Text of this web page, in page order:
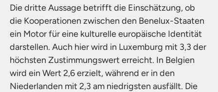
Die dritte Aussage betrifft die Einschätzung, ob
die Kooperationen zwischen den Benelux-Staaten
ein Motor für eine kulturelle europäische Identität
darstellen. Auch hier wird in Luxemburg mit 3,3 der
höchsten Zustimmungswert erreicht. In Belgien
wird ein Wert 2,6 erzielt, während er in den
Niederlanden mit 2,3 am niedrigsten ausfällt. Die